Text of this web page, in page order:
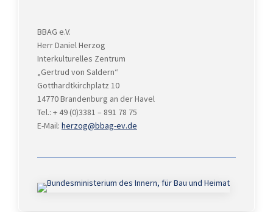
BBAG e.V.
Herr Daniel Herzog
Interkulturelles Zentrum
„Gertrud von Saldern“
Gotthardtkirchplatz 10
14770 Brandenburg an der Havel
Tel.: + 49 (0)3381 – 891 78 75
E-Mail: herzog@bbag-ev.de